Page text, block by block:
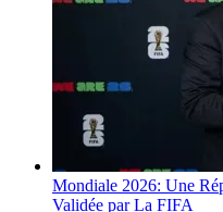
Mondiale 2026: Une
Validée par La FIFA